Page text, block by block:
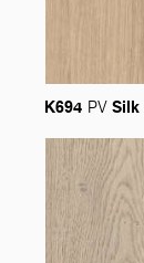
K694 PV Silk